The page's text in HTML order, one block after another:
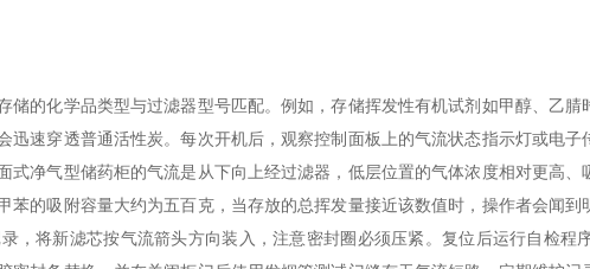
化学品类型与过滤器型号匹配。例如，存储挥发性有机试剂如甲醇、乙腈
速穿透普通活性炭。每次开机后，观察控制面板上的气流状态指示灯或电
净气型储药柜的气流是从下向上经过滤器，低层位置的气体浓度相对更高
的吸附容量大约为五百克，当存放的总挥发量接近该数值时，操作者会闻
，将新滤芯按气流箭头方向装入，注意密封圈必须压紧。复位后运行自检程